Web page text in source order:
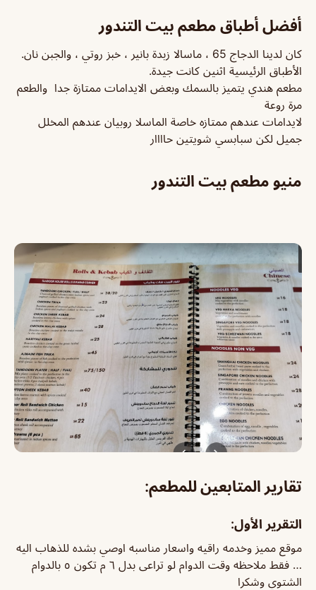
أفضل أطباق مطعم بيت التندور
كان لدينا الدجاج 65 ، ماسالا زبدة بانير ، خبز روتي ، والجبن نان.
الأطباق الرئيسية اثنين كانت جيدة.
مطعم هندي يتميز بالسمك وبعض الايدامات ممتازة جدا والطعم
مرة روعة
لايدامات عندهم ممتازه خاصة الماسلا روبيان عندهم المخلل
جميل لكن سبابسي شويتين حاااار
منيو مطعم بيت التندور
تقارير المتابعين للمطعم:
التقرير الأول:
موقع مميز وخدمه راقيه واسعار مناسبه اوصي بشده للذهاب اليه
… فقط ملاحظه وقت الدوام لو تراعى بدل ٦ م تكون ٥ بالدوام
الشتوي وشكرا